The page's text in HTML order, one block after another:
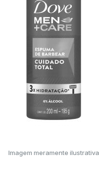
Imagem meramente ilustrativa